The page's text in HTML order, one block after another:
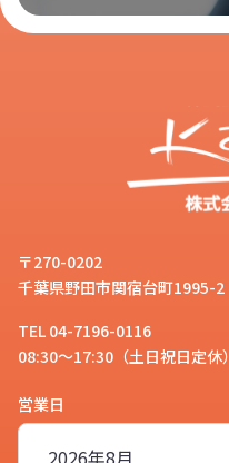
〒270-0202
千葉県野田市関宿台町1995-2
TEL 04-7196-0116
08:30～17:30（土日祝日定休）
営業日